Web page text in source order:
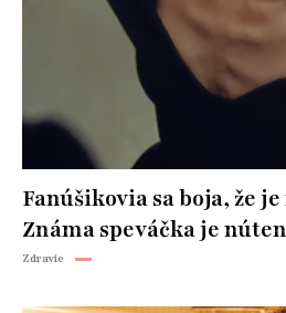
Fanúšikovia sa boja, že
Známa speváčka je
Zdravie